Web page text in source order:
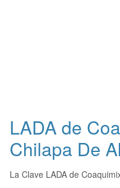
LADA de
Chilapa De
La Clave LADA de